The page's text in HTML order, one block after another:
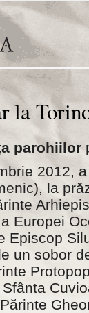
la
parohiilor
2012,
la
Europei
Episcop
un sobor